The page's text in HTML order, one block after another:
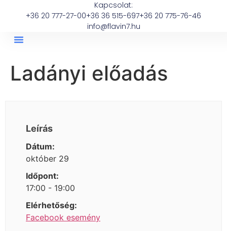
Kapcsolat:
+36 20 777-27-00+36 36 515-697+36 20 775-76-46
info@flavin7.hu
Ladányi előadás
Leírás
Dátum:
október 29
Időpont:
17:00 - 19:00
Elérhetőség:
Facebook esemény